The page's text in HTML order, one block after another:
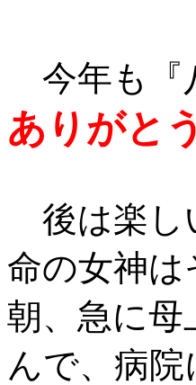
今年も『
ありがと
後は楽し
命の女神
朝、急に
んで、病